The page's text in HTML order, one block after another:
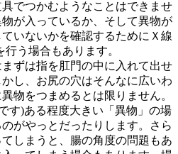
でつかむようなことはできませ
が入っているか、そして異物が
いないかを確認するためにＸ線
う場合もあります。
ずは指を肛門の中に入れて出せ
し、お尻の穴はそんなに広いわ
物をつまめるとは限りません。
す)ある程度大きい「異物」の場
がやっとだったりします。さら
しまうと、腸の角度の問題もあ